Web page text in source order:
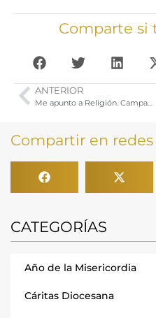
Comparte si
ANTERIOR
Me apunto a Religión. Campaña Curso 2017-2018
Compartir en redes
CATEGORÍAS
Año de la Misericordia
Cáritas Diocesana